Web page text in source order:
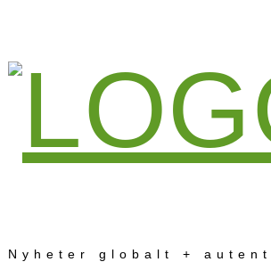
Nyheter globalt +